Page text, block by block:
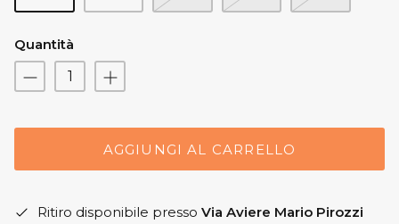
Quantità
AGGIUNGI AL CARRELLO
Ritiro disponibile presso Via Aviere Mario Pirozzi